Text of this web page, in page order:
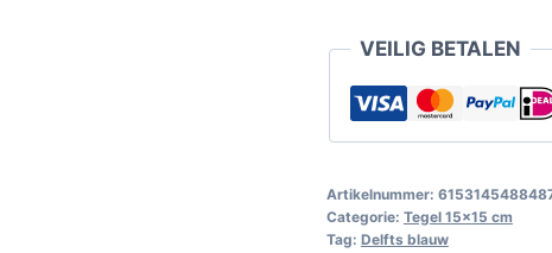
VEILIG BETALEN
Artikelnummer:
Categorie: Tegel 15x15 cm
Tag: Delfts blauw